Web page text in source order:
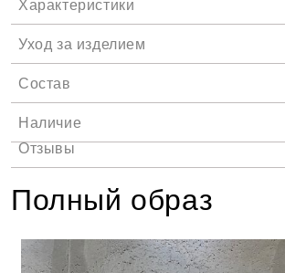
Полный образ